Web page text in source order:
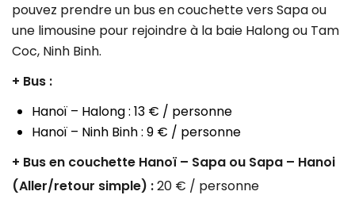
pouvez prendre un bus en couchette vers Sapa ou
une limousine pour rejoindre à la baie Halong ou Tam
Coc, Ninh Binh.
+ Bus :
Hanoï – Halong : 13 € / personne
Hanoï – Ninh Binh : 9 € / personne
+ Bus en couchette Hanoï – Sapa ou Sapa – Hanoi
(Aller/retour simple) :20 € / personne